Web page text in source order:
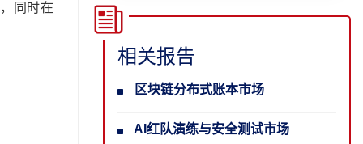
同时在
相关报告
区块链分布式账本市场
AI红队演练与安全测试市场